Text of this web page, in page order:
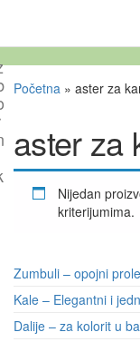
Početna » aster za
aster za
Nijedan
kriterijumima.
Zumbuli – opojni
Kale – Elegantni i
Dalije – za kolorit u